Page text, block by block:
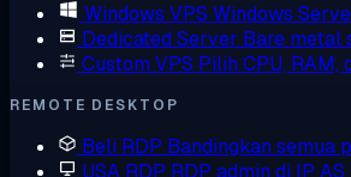
Windows VPS Windows
Dedicated Server Bare metal
Custom VPS Pilih CPU, RAM,
REMOTE DESKTOP
Beli RDP Bandingkan semua
USA RDP RDP admin di IP AS